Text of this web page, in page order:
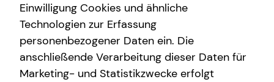
Über tecis
Podcast
Videoberatung
Investment
Wohnriester
Finanzierungswege
Energetische Sanierung
Einwilligung Cookies und ähnliche
Technologien zur Erfassung
personenbezogener Daten ein. Die
anschließende Verarbeitung dieser Daten für
Marketing- und Statistikzwecke erfolgt